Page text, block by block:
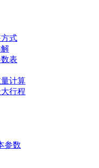
式
表
计算
行程
参数